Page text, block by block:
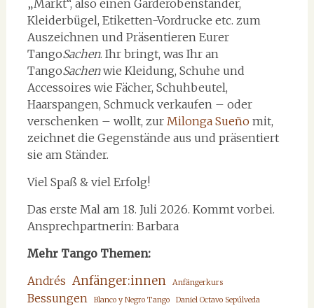
„Markt“, also einen Garderobenständer,
Kleiderbügel, Etiketten-Vordrucke etc. zum
Auszeichnen und Präsentieren Eurer
TangoSachen. Ihr bringt, was Ihr an
TangoSachenwie Kleidung, Schuhe und
Accessoires wie Fächer, Schuhbeutel,
Haarspangen, Schmuck verkaufen – oder
verschenken – wollt, zur Milonga Sueñomit,
zeichnet die Gegenstände aus und präsentiert
sie am Ständer.
Viel Spaß & viel Erfolg!
Das erste Mal am 18. Juli 2026. Kommt vorbei.
Ansprechpartnerin: Barbara
Mehr Tango Themen:
Andrés Anfänger:innen Anfängerkurs
Bessungen Blanco y Negro Tango Daniel Octavo Sepúlveda